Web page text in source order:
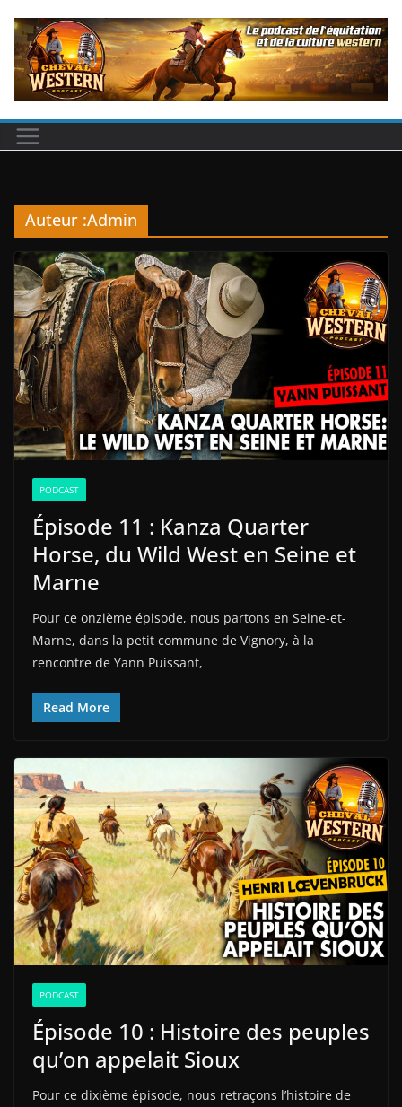
au
contenu
Auteur :Admin
PODCAST
Épisode 11 : Kanza Quarter
Horse, du Wild West en Seine et
Marne
Pour ce onzième épisode, nous partons en Seine-et-
Marne, dans la petit commune de Vignory, à la
rencontre de Yann Puissant,
Read More
PODCAST
Épisode 10 : Histoire des peuples
qu’on appelait Sioux
Pour ce dixième épisode, nous retraçons l’histoire de